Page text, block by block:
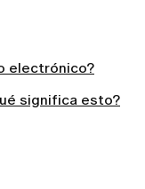
electrónico?
significa esto?